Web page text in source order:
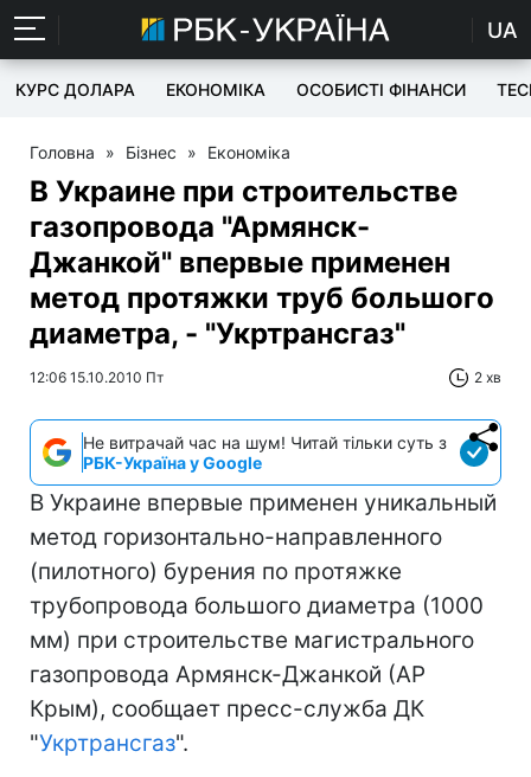
UA
КУРС ДОЛАРА ЕКОНОМІКА ОСОБИСТІ ФІНАНСИ
Головна » Бізнес » Економіка
В Украине при строительстве
газопровода "Армянск-
Джанкой" впервые применен
метод протяжки труб большого
диаметра, - "Укртрансгаз"
12:06 15.10.2010 Пт 2 хв
Не витрачай час на шум! Читай тільки суть з
РБК-Україна у Google
В Украине впервые применен уникальный
метод горизонтально-направленного
(пилотного) бурения по протяжке
трубопровода большого диаметра (1000
мм) при строительстве магистрального
газопровода Армянск-Джанкой (АР
Крым), сообщает пресс-служба ДК
"Укртрансгаз".